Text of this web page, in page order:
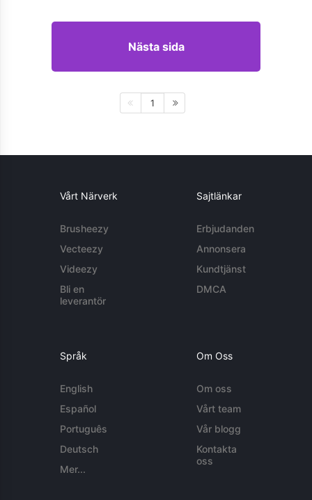
Nästa sida
1
Vårt Närverk
Brusheezy
Vecteezy
Videezy
Bli en
leverantör
Sajtlänkar
Erbjudanden
Annonsera
Kundtjänst
DMCA
Språk
English
Español
Português
Deutsch
Mer...
Om Oss
Om oss
Vårt team
Vår blogg
Kontakta
oss